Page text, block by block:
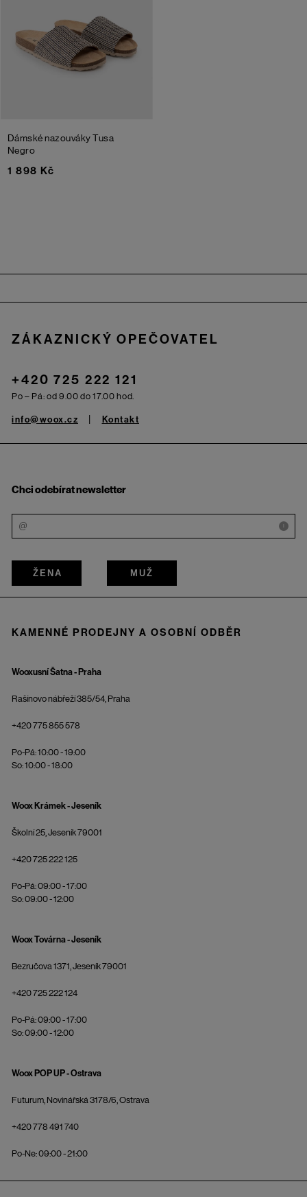
Dámské nazouváky Tusa
Negro
1 898 Kč
ZÁKAZNICKÝ OPEČOVATEL
+420 725 222 121
Po – Pá: od 9.00 do 17.00 hod.
info@woox.cz Kontakt
Chci odebírat newsletter
i
ŽENA MUŽ
KAMENNÉ PRODEJNY A OSOBNÍ ODBĚR
Wooxusní Šatna - Praha
Rašínovo nábřeží 385/54, Praha
+420 775 855 578
Po-Pá: 10:00 - 19:00
So: 10:00 - 18:00
Woox Krámek - Jeseník
Školní 25, Jeseník 79001
+420 725 222 125
Po-Pá: 09:00 - 17:00
So: 09:00 - 12:00
Woox Továrna - Jeseník
Bezručova 1371, Jeseník 79001
+420 725 222 124
Po-Pá: 09:00 - 17:00
So: 09:00 - 12:00
Woox POP UP - Ostrava
Futurum, Novinářská 3178/6, Ostrava
+420 778 491 740
Po-Ne: 09:00 - 21:00